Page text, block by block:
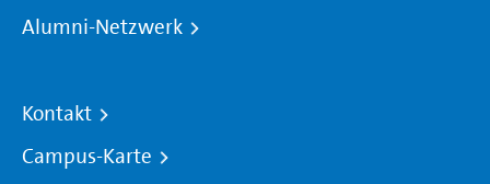
Alumni-Netzwerk
Kontakt
Campus-Karte